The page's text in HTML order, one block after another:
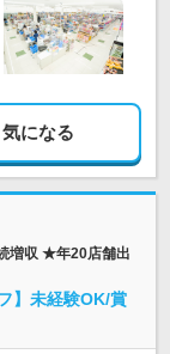
気になる
増収 ★年20店舗出
】未経験OK/賞